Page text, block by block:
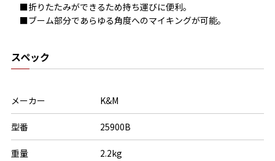
■折りたたみができるため持ち運びに便利。
■ブーム部分であらゆる角度へのマイキングが可能。
スペック
メーカー K&M
型番 25900B
重量 2.2kg